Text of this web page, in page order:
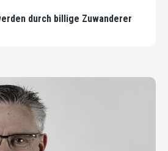
durch billige Zuwanderer